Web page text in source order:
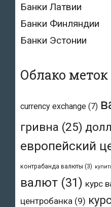
Банки Латвии
Банки Финляндии
Банки Эстонии
Облако меток
currency exchange (7)
гривна (25)
европейский
контрабанда валюты (3)
валют (31) курс
центробанка (9)